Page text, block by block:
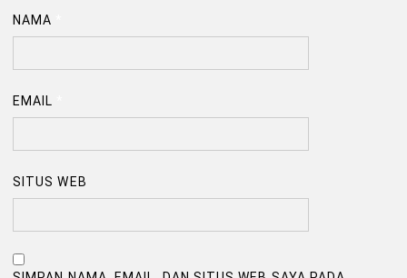
NAMA
EMAIL
SITUS WEB